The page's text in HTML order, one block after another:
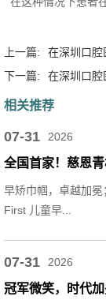
上一篇:
在深圳口腔
下一篇:
在深圳口腔
相关推荐
07-31 2026
全国首家！慈恩
早矫巾帼，卓越加
First 儿童早...
07-31 2026
冠军微笑，时代